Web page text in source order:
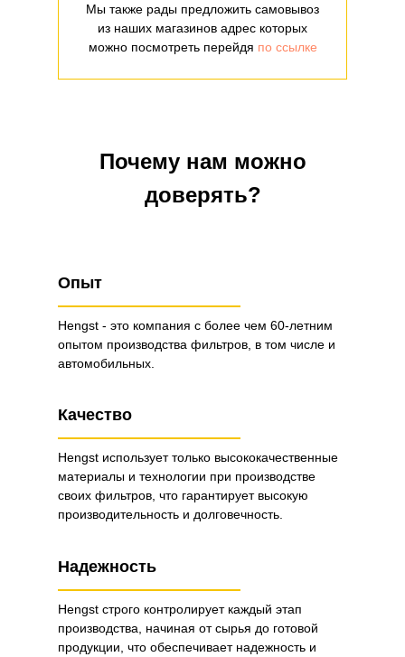
Мы также рады предложить самовывоз
из наших магазинов адрес которых
можно посмотреть перейдя по ссылке
Почему нам можно
доверять?
Опыт
Hengst - это компания с более чем 60-летним
опытом производства фильтров, в том числе и
автомобильных.
Качество
Надежность
Hengst использует только высококачественные
материалы и технологии при производстве
своих фильтров, что гарантирует высокую
производительность и долговечность.
Hengst строго контролирует каждый этап
производства, начиная от сырья до готовой
продукции, что обеспечивает надежность и